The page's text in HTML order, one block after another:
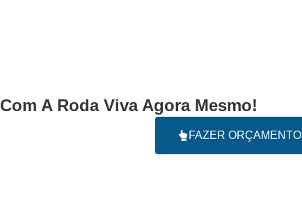
Com A Roda Viva Agora Mesmo!
FAZER ORÇAMENTO